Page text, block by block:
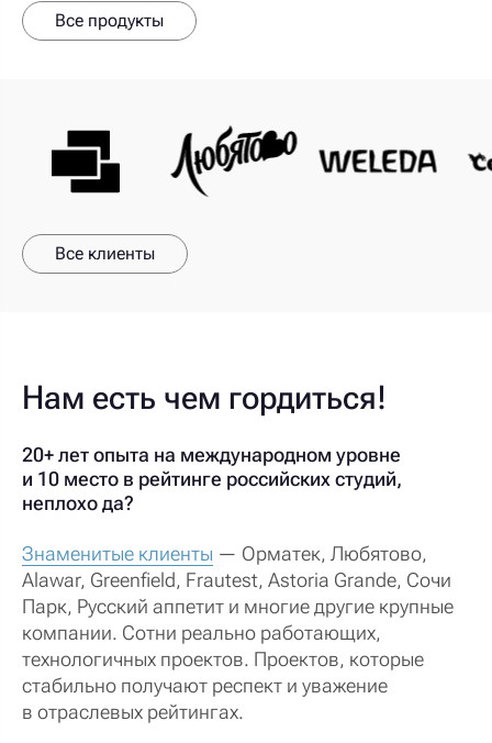
Все продукты
Все клиенты
Нам есть чем гордиться!
20+ лет опыта на международном уровне
и 10 место в рейтинге российских студий,
неплохо да?
Знаменитые клиенты — Орматек, Любятово,
Alawar, Greenfield, Frautest, Astoria Grande, Сочи
Парк, Русский аппетит и многие другие крупные
компании. Сотни реально работающих,
технологичных проектов. Проектов, которые
стабильно получают респект и уважение
в отраслевых рейтингах.